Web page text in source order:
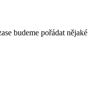
budeme pořádat nějaké